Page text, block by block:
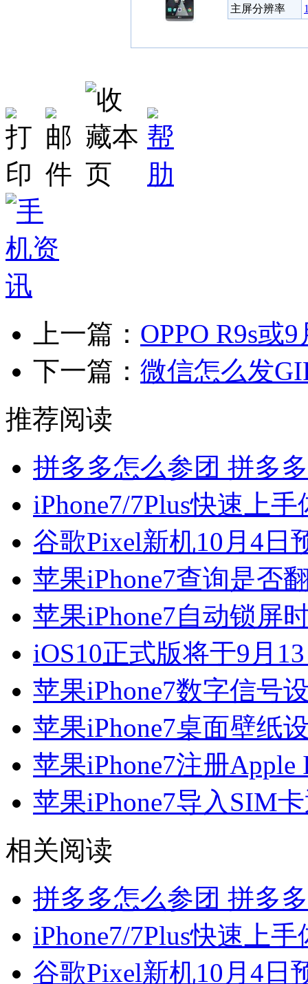
主屏分辨率
上一篇： OPPO R9s或
下一篇： 微信怎么发
推荐阅读
拼多多怎么参团 拼多
iPhone7/7Plus快速上
谷歌Pixel新机10月4日
苹果iPhone7查询是否
苹果iPhone7自动锁屏
iOS10正式版将于9月
苹果iPhone7数字信号
苹果iPhone7桌面壁纸
苹果iPhone7注册
苹果iPhone7导入SIM
相关阅读
拼多多怎么参团 拼多
iPhone7/7Plus快速上
谷歌Pixel新机10月4日